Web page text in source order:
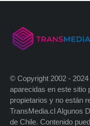
© Copyright 2002 -
aparecidas en este sitio
propietarios y no están
TransMedia.cl Algunos
de Chile. Contenido